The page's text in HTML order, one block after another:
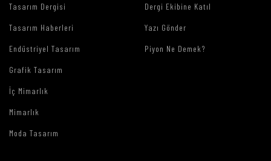
Tasarım Dergisi
Tasarım Haberleri
Endüstriyel Tasarım
Grafik Tasarım
İç Mimarlık
Mimarlık
Moda Tasarım
Dergi Ekibine Katıl
Yazı Gönder
Piyon Ne Demek?